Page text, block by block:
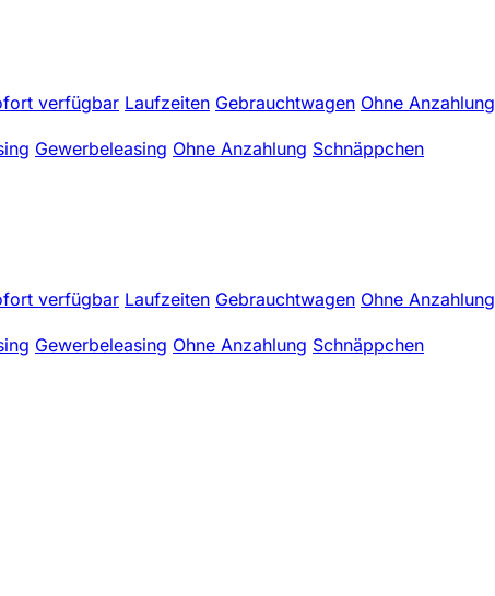
verfügbar Laufzeiten Gebrauchtwagen Ohne Anzahlung
Gewerbeleasing Ohne Anzahlung Schnäppchen
verfügbar Laufzeiten Gebrauchtwagen Ohne Anzahlung
Gewerbeleasing Ohne Anzahlung Schnäppchen